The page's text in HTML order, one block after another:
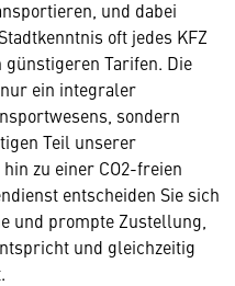
und dabei
oft jedes KFZ
Tarifen. Die
ein integraler
sondern
Teil unserer
zu einer CO2-freien
entscheiden Sie sich
und prompte Zustellung,
und gleichzeitig